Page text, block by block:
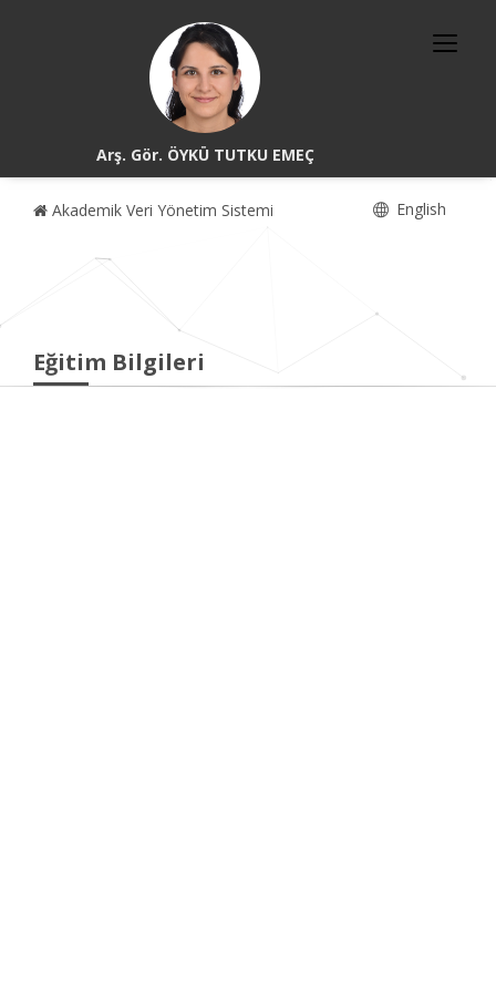
Arş. Gör. ÖYKÜ TUTKU EMEÇ
Akademik Veri Yönetim Sistemi English
Eğitim Bilgileri